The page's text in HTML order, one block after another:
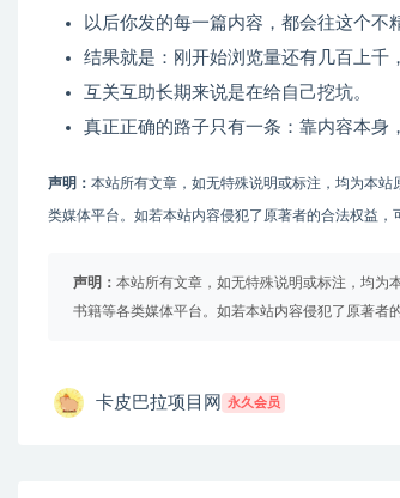
以后你发的每一篇内容，都会往这个不
结果就是：刚开始浏览量还有几百上千
互关互助长期来说是在给自己挖坑。
真正正确的路子只有一条：靠内容本身
声明： 本站所有文章，如无特殊说明或标注，均为本
类媒体平台。如若本站内容侵犯了原著者的合法权益，
声明： 本站所有文章，如无特殊说明或标注，均为
书籍等各类媒体平台。如若本站内容侵犯了原著者
卡皮巴拉项目网 永久会员